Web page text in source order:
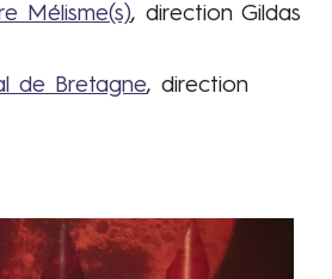
Mélisme(s), direction Gildas
de Bretagne, direction